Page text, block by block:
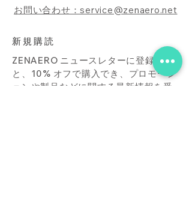
お問い合わせ：service@zenaero.net
新規購読
ZENAERO ニュースレターに登録する
と、10% オフで購入でき、プロモーシ
ョンや製品などに関する最新情報を受